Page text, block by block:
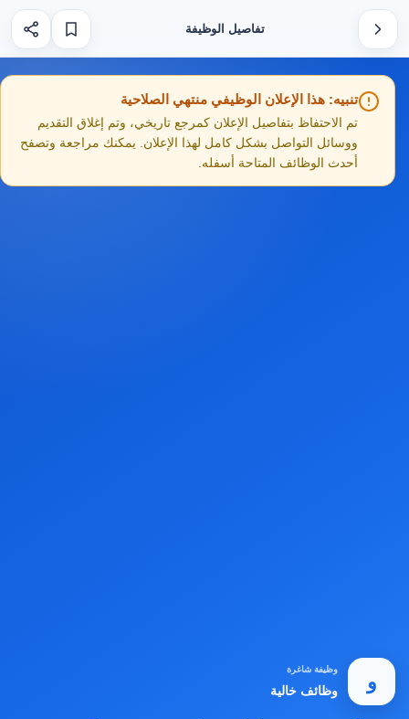
تفاصيل الوظيفة
تنبيه: هذا الإعلان الوظيفي منتهي الصلاحية
تم الاحتفاظ بتفاصيل الإعلان كمرجع تاريخي، وتم إغلاق التقديم
ووسائل التواصل بشكل كامل لهذا الإعلان. يمكنك مراجعة وتصفح
أحدث الوظائف المتاحة أسفله.
و
وظيفة شاغرة
وظائف خالية